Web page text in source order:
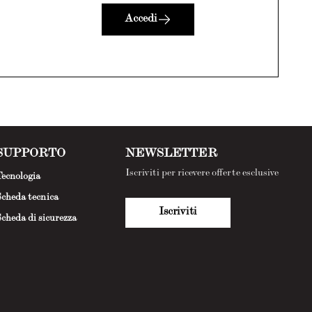
Accedi
tecnica
di sicurezza
NEWSLETTER
Iscriviti per ricevere offerte esclusive
Iscriviti